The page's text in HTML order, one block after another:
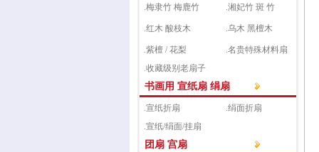
.梅隶竹 梅鹿竹 .湘妃竹 斑 竹
.红木 酸枝木 .乌木 黑檀木
.紫檀 / 花梨
.名贵特殊材料扇
.收藏级别老扇子
书画用 宣纸扇 绢扇
.宣纸折扇
.绢面折扇
.宣纸/绢面/挂扇
团扇 宫扇